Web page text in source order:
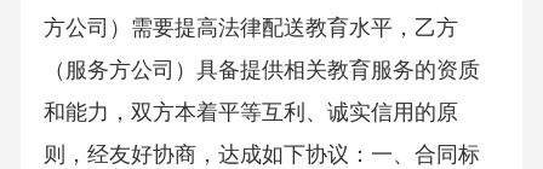
方公司）需要提高法律配送教育水平，乙方
（服务方公司）具备提供相关教育服务的资质
和能力，双方本着平等互利、诚实信用的原
则，经友好协商，达成如下协议：一、合同标